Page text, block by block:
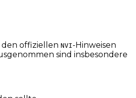
offiziellen NVI-Hinweisen
sind insbesondere